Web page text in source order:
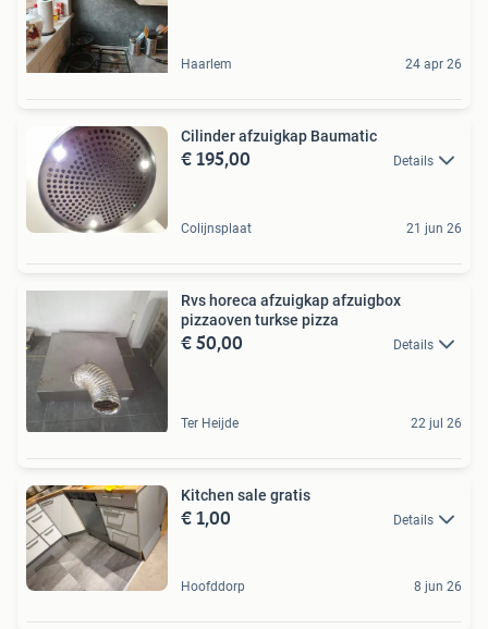
Haarlem 24 apr 26
Cilinder afzuigkap Baumatic
€ 195,00 Details
Colijnsplaat 21 jun 26
Rvs horeca afzuigkap afzuigbox
pizzaoven turkse pizza
€ 50,00 Details
Ter Heijde 22 jul 26
Kitchen sale gratis
€ 1,00 Details
Hoofddorp 8 jun 26